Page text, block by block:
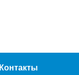
Контакты